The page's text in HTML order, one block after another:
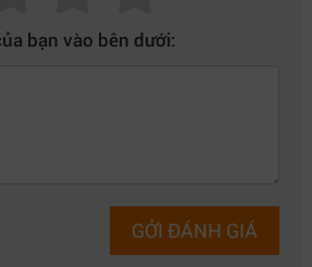
bạn vào bên dưới:
GỞI ĐÁNH GIÁ